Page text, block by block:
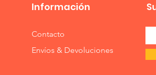
Información
Contacto
Envíos & Devoluciones